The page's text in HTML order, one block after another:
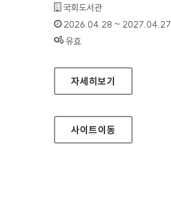
기관명 :
국회도서관
인증기간 :
2026.04.28 ~ 2027.04.27
상태 :
유효
국회도서관
자세히보기
사이트이동